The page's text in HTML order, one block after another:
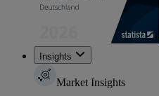
Insights
Market Insights